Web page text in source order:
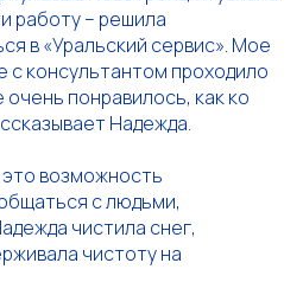
работу – решила
в «Уральский сервис». Мое
с консультантом проходило
понравилось, как ко
Надежда.
возможность
с людьми,
чистила снег,
чистоту на